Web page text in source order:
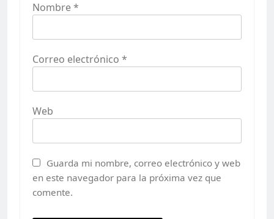
Nombre*
Correo electrónico *
Web
Guarda mi nombre, correo electrónico y web
en este navegador para la próxima vez que
comente.